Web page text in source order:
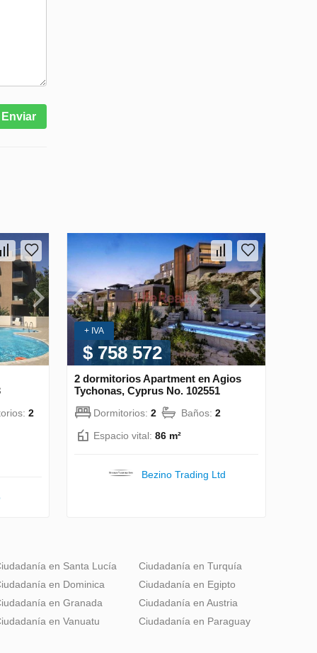
Enviar
2
+ IVA
$ 758 572
2 dormitorios Apartment en Agios
Tychonas, Cyprus No. 102551
Dormitorios: 2 Baños: 2
Espacio vital: 86 m²
Bezino Trading Ltd
en Santa Lucía
en Dominica
en Granada
en Vanuatu
Ciudadanía en Turquía
Ciudadanía en Egipto
Ciudadanía en Austria
Ciudadanía en Paraguay